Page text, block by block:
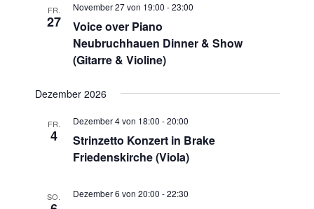
FR.
27
Voice over Piano
Neubruchhauen Dinner & Show
(Gitarre & Violine)
November 27 von 19:00 -23:00
Dezember 2026
FR.
4
Strinzetto Konzert in Brake
Friedenskirche (Viola)
Dezember 4 von 18:00 -20:00
SO. Dezember 6 von 20:00 -22:30